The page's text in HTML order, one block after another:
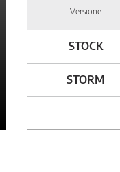
Versione
STOCK
STORM